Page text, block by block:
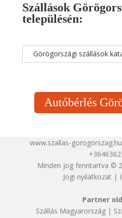
Szállások
településén:
Görögországi szállások
Autóbérlés
www.szallas-
Minden jog fenntartva ©
Jogi nyilatkozat|
Partner
Szállás Magyarország|